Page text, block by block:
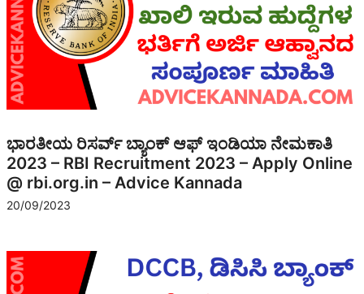
ಭಾರತೀಯ ರಿಸರ್ವ್ ಬ್ಯಾಂಕ್ ಆಫ್ ಇಂಡಿಯಾ ನೇಮಕಾತಿ
2023 – RBI Recruitment 2023 – Apply Online
@ rbi.org.in – Advice Kannada
20/09/2023